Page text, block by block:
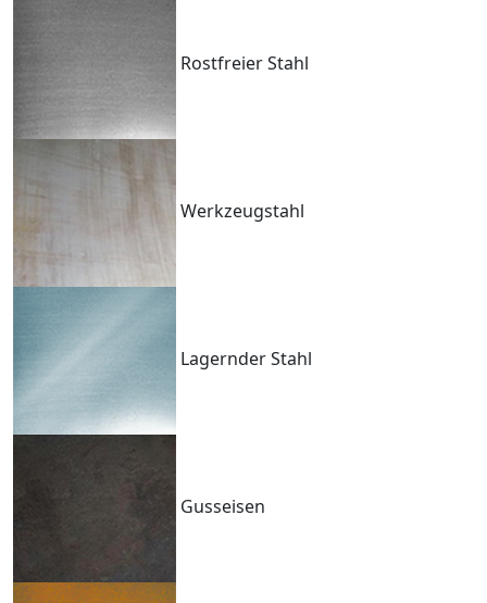
Rostfreier Stahl
Werkzeugstahl
Lagernder Stahl
Gusseisen